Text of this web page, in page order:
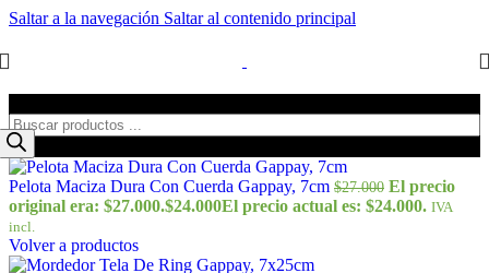
Saltar a la navegación Saltar al contenido principal
Pelota Maciza Dura Con Cuerda Gappay, 7cm $27.000 El precio
original era: $27.000.$24.000El precio actual es: $24.000. IVA
incl.
Volver a productos